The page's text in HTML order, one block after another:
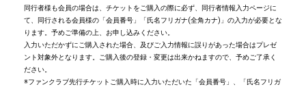
同行者様も会員の場合は、チケットをご購入の際に必ず、同行者情報入力ページに
て、同行される会員様の「会員番号」「氏名フリガナ(全角カナ)」の入力が必要とな
ります。予めご準備の上、お申し込みください。
入力いただかずにご購入された場合、及びご入力情報に誤りがあった場合はプレゼ
ント対象外となります。ご購入後の登録・変更は出来かねますので、予めご了承く
ださい。
※ファンクラブ先行チケットご購入時に入力いただいた「会員番号」、「氏名フリガ